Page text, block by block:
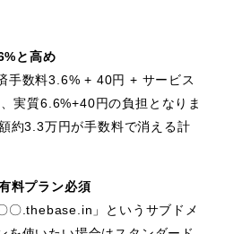
と高め
手数料3.6% + 40円 + サービス
実質6.6%+40円の負担となりま
約3.3万円が手数料で消える計
料プラン必須
〇.thebase.in」というサブドメ